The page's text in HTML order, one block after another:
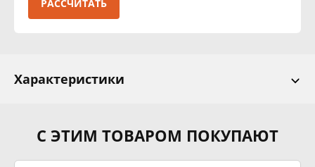
РАССЧИТАТЬ
Характеристики
С ЭТИМ ТОВАРОМ ПОКУПАЮТ